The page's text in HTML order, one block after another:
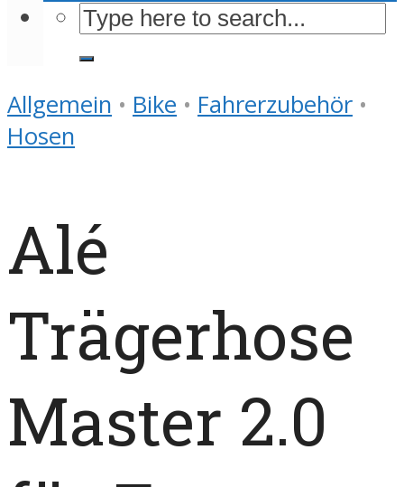
Allgemein • Bike • Fahrerzubehör •
Hosen
Alé
Trägerhose
Master 2.0